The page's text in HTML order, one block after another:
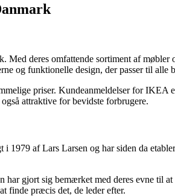
deres omfattende sortiment af
og funktionelle design, der passer til alle
priser. Kundeanmeldelser for IKEA
attraktive for bevidste forbrugere.
af Lars Larsen og har siden da
gjort sig bemærket med deres evne til
finde præcis det, de leder efter.